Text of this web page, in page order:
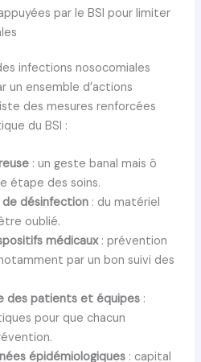
par le BSI pour limiter
infections nosocomiales
un ensemble d’actions
des mesures renforcées
du BSI :
: un geste banal mais ô
étape des soins.
désinfection: du matériel
oublié.
médicaux: prévention
par un bon suivi des
des patients et équipes:
pour que chacun
épidémiologiques: capital